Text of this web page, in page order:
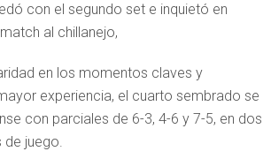
con el segundo set e inquietó en
al chillanejo,
en los momentos claves y
experiencia, el cuarto sembrado se
con parciales de 6-3, 4-6 y 7-5, en dos
de juego.